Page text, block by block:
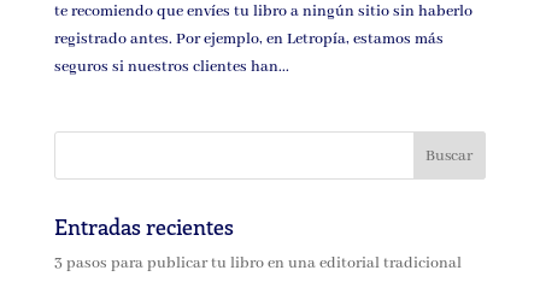
te recomiendo que envíes tu libro a ningún sitio sin haberlo
registrado antes. Por ejemplo, en Letropía, estamos más
seguros si nuestros clientes han...
Entradas recientes
3 pasos para publicar tu libro en una editorial tradicional